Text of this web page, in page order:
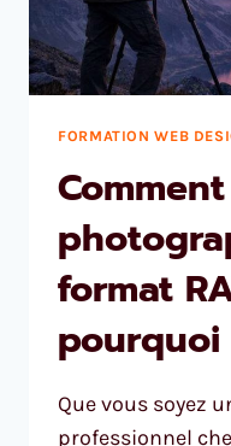
FORMATION WEB
Comment
format
pourquoi
Que vous soyez
professionnel